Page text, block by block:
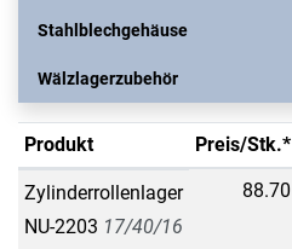
Stahlblechgehäuse
Wälzlagerzubehör
Produkt Preis/Stk.*
Zylinderrollenlager
NU-2203 17/40/16
88.70